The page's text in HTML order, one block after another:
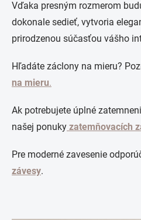
Vďaka presným rozmerom
dokonale sedieť, vytvoria
prirodzenou súčasťou vášho
Hľadáte záclony na mieru?
na mieru.
Ak potrebujete úplné
našej ponuky zatemňovacích
Pre moderné zavesenie
závesy.